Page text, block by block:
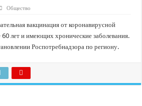
отметили День России
20-й юбилейный молодежный форум «Регион 93»
Общество
вакцинация от коронавирусной
лет и имеющих хронические заболевания.
Роспотребнадзора по региону.